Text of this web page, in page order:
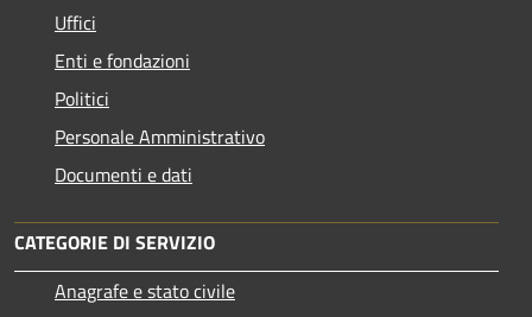
Uffici
Enti e fondazioni
Politici
Personale Amministrativo
Documenti e dati
CATEGORIE DI SERVIZIO
Anagrafe e stato civile